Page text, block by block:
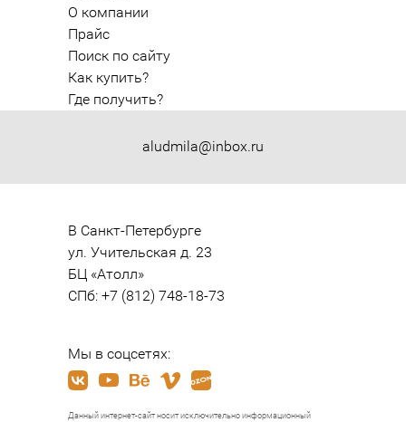
aludmila@inbox.ru
О компании
Прайс
Поиск по сайту
Как купить?
Где получить?
В Санкт-Петербурге
ул. Учительская д. 23
БЦ «Атолл»
СПб: +7 (812) 748-18-73
Мы в соцсетях:
Данный интернет-сайт носит исключительно информационный